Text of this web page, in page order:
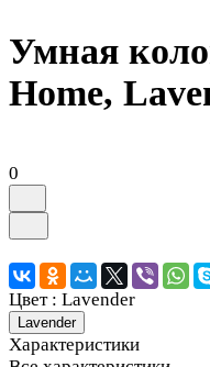
Умная
Home,
0
Цвет : Lavender
Lavender
Характеристики